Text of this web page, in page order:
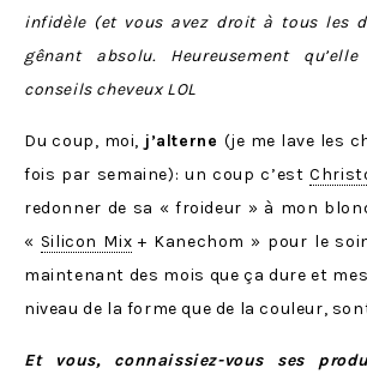
infidèle (et vous avez droit à tous les
gênant absolu. Heureusement
conseils cheveux LOL
Du coup, moi, j’alterne (je me lave les
fois par semaine): un coup c’est
redonner de sa « froideur » à mon
« Silicon Mix + Kanechom » pour le
maintenant des mois que ça dure et
niveau de la forme que de la couleur,
Et vous, connaissiez-vous ses